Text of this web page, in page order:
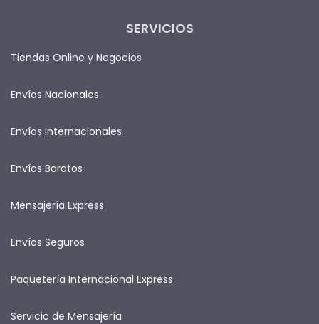
SERVICIOS
Tiendas Online y Negocios
Envíos Nacionales
Envíos Internacionales
Envíos Baratos
Mensajería Express
Envíos Seguros
Paquetería Internacional Express
Servicio de Mensajería